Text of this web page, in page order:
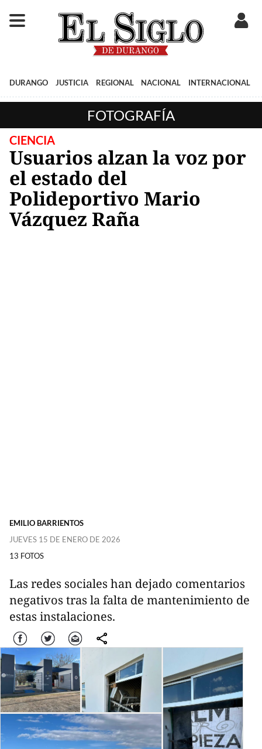
DURANGO JUSTICIA REGIONAL NACIONAL INTERNACIONAL
FOTOGRAFÍA
CIENCIA
Usuarios alzan la voz por
el estado del
Polideportivo Mario
Vázquez Raña
EMILIO BARRIENTOS
JUEVES 15 DE ENERO DE 2026
13 FOTOS
Las redes sociales han dejado comentarios
negativos tras la falta de mantenimiento de
estas instalaciones.
Facebook Twitter Correo comparte